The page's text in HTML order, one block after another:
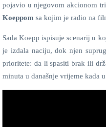
pojavio u njegovom akcionom
Koeppom sa kojim je radio na
Sada Koepp ispisuje scenarij u
je izdala naciju, dok njen
prioritete: da li spasiti brak ili
minuta u današnje vrijeme kada